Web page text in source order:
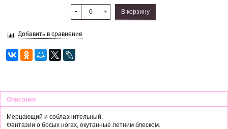
В корзину
Добавить в сравнение
Описание
Мерцающий и соблазнительный.
Фантазии о босых ногах, окутанные летним блеском.